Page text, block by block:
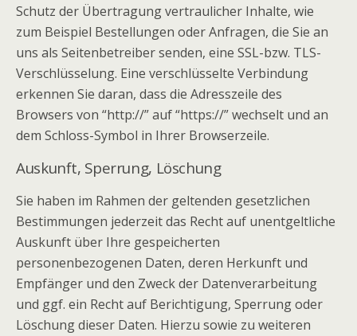
Schutz der Übertragung vertraulicher Inhalte, wie
zum Beispiel Bestellungen oder Anfragen, die Sie an
uns als Seitenbetreiber senden, eine SSL-bzw. TLS-
Verschlüsselung. Eine verschlüsselte Verbindung
erkennen Sie daran, dass die Adresszeile des
Browsers von “http://” auf “https://” wechselt und an
dem Schloss-Symbol in Ihrer Browserzeile.
Auskunft, Sperrung, Löschung
Sie haben im Rahmen der geltenden gesetzlichen
Bestimmungen jederzeit das Recht auf unentgeltliche
Auskunft über Ihre gespeicherten
personenbezogenen Daten, deren Herkunft und
Empfänger und den Zweck der Datenverarbeitung
und ggf. ein Recht auf Berichtigung, Sperrung oder
Löschung dieser Daten. Hierzu sowie zu weiteren